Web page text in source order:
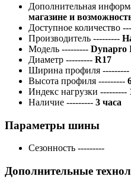
Дополнительная
магазине и
Доступное количество
Производитель ---------
Модель --------- Dynapro
Диаметр --------- R17
Ширина профиля ---------
Высота профиля ---------
Индекс нагрузки ---------
Наличие --------- 3 часа
Параметры шины
Сезонность ---------
Дополнительные